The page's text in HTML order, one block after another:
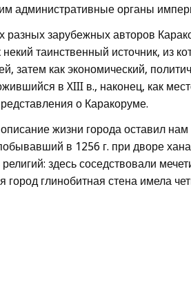
административные органы
разных зарубежных авторов
некий таинственный источник, из
затем как экономический,
в XIII в., наконец, как
о Каракоруме.
жизни города оставил
в 1256 г. при дворе
здесь соседствовали
глинобитная стена имела